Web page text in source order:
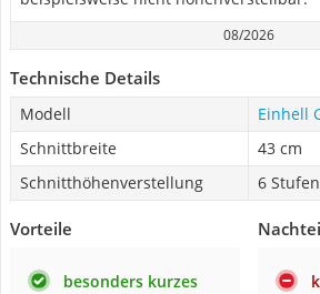
08/2026
Technische Details
Modell
Einhell
Schnittbreite
43 cm
Schnitthöhenverstellung
6 Stufen
Vorteile
besonders kurzes